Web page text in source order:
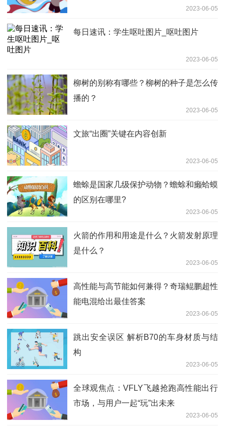
2023-06-05
每日速讯：学生呕吐图片_呕吐图片
2023-06-05
柳树的别称有哪些？柳树的种子是怎么传
播的？
2023-06-05
文旅“出圈”关键在内容创新
2023-06-05
蟾蜍是国家几级保护动物？蟾蜍和癞蛤蟆
的区别在哪里?
2023-06-05
火箭的作用和用途是什么？火箭发射原理
是什么？
2023-06-05
高性能与高节能如何兼得？奇瑞鲲鹏超性
能电混给出最佳答案
2023-06-05
跳出安全误区 解析B70的车身材质与结
构
2023-06-05
全球观焦点：VFLY飞越抢跑高性能出行
市场，与用户一起“玩”出未来
2023-06-05